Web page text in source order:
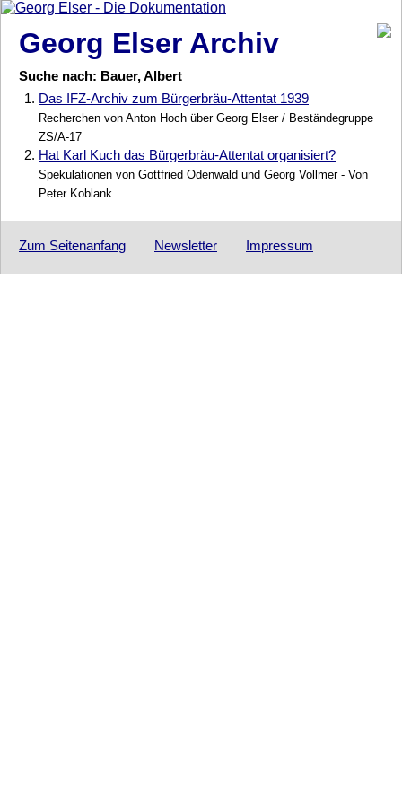
Georg Elser Archiv
Suche nach: Bauer, Albert
1. Das IFZ-Archiv zum Bürgerbräu-Attentat 1939
Recherchen von Anton Hoch über Georg Elser / Beständegruppe
ZS/A-17
2. Hat Karl Kuch das Bürgerbräu-Attentat organisiert?
Spekulationen von Gottfried Odenwald und Georg Vollmer - Von
Peter Koblank
Zum Seitenanfang Newsletter Impressum